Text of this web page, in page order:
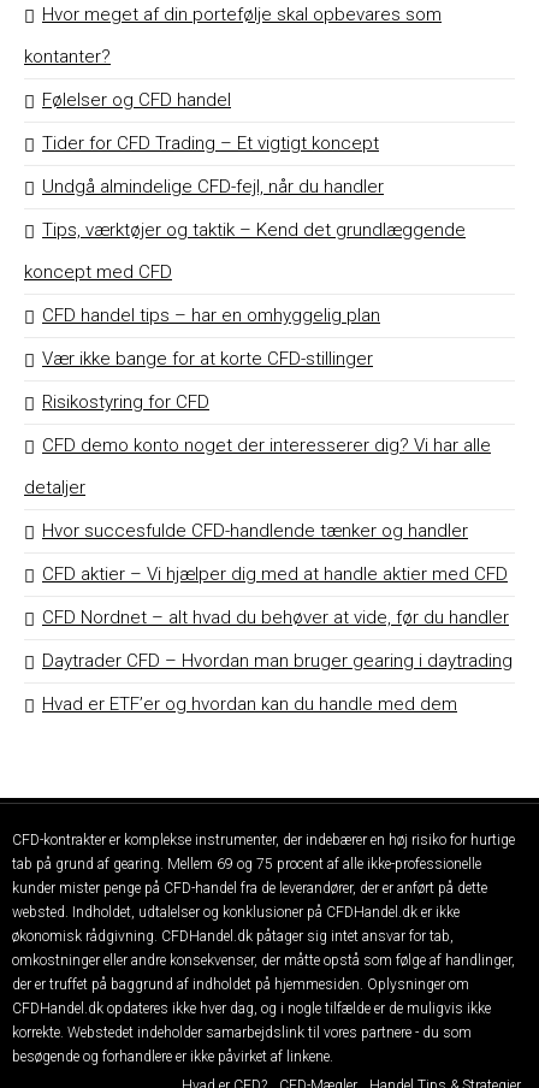
Hvor meget af din portefølje skal opbevares som
kontanter?
Følelser og CFD handel
Tider for CFD Trading – Et vigtigt koncept
Undgå almindelige CFD-fejl, når du handler
Tips, værktøjer og taktik – Kend det grundlæggende
koncept med CFD
CFD handel tips – har en omhyggelig plan
Vær ikke bange for at korte CFD-stillinger
Risikostyring for CFD
CFD demo konto noget der interesserer dig? Vi har alle
detaljer
Hvor succesfulde CFD-handlende tænker og handler
CFD aktier – Vi hjælper dig med at handle aktier med CFD
CFD Nordnet – alt hvad du behøver at vide, før du handler
Daytrader CFD – Hvordan man bruger gearing i daytrading
Hvad er ETF’er og hvordan kan du handle med dem
CFD-kontrakter er komplekse instrumenter, der indebærer en høj risiko for hurtige
tab på grund af gearing. Mellem 69 og 75 procent af alle ikke-professionelle
kunder mister penge på CFD-handel fra de leverandører, der er anført på dette
websted. Indholdet, udtalelser og konklusioner på CFDHandel.dk er ikke
økonomisk rådgivning. CFDHandel.dk påtager sig intet ansvar for tab,
omkostninger eller andre konsekvenser, der måtte opstå som følge af handlinger,
der er truffet på baggrund af indholdet på hjemmesiden. Oplysninger om
CFDHandel.dk opdateres ikke hver dag, og i nogle tilfælde er de muligvis ikke
korrekte. Webstedet indeholder samarbejdslink til vores partnere - du som
besøgende og forhandlere er ikke påvirket af linkene.